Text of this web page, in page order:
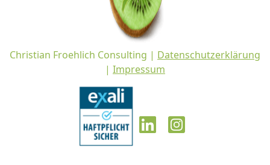
Christian Froehlich Consulting | Datenschutzerklärung
| Impressum